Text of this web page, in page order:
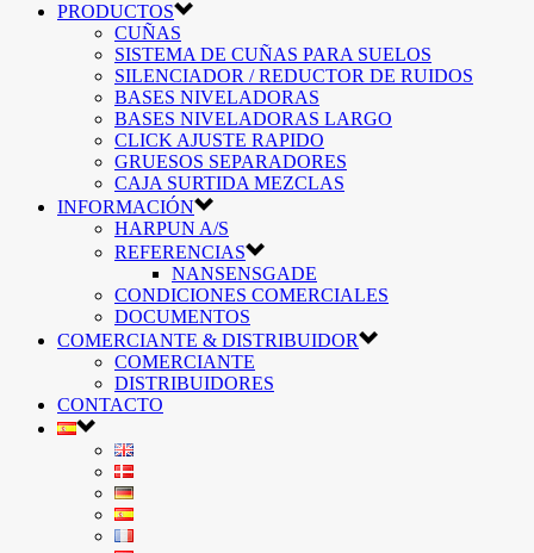
PRODUCTOS
CUÑAS
SISTEMA DE CUÑAS PARA SUELOS
SILENCIADOR / REDUCTOR DE RUIDOS
BASES NIVELADORAS
BASES NIVELADORAS LARGO
CLICK AJUSTE RAPIDO
GRUESOS SEPARADORES
CAJA SURTIDA MEZCLAS
INFORMACIÓN
HARPUN A/S
REFERENCIAS
NANSENSGADE
CONDICIONES COMERCIALES
DOCUMENTOS
COMERCIANTE & DISTRIBUIDOR
COMERCIANTE
DISTRIBUIDORES
CONTACTO